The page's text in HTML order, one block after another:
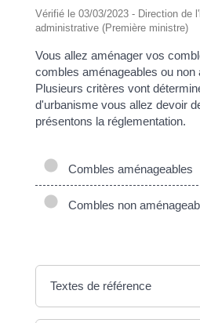
Vérifié le 03/03/2023 - Direction de
administrative (Première ministre)
Vous allez aménager vos
combles aménageables ou non
Plusieurs critères vont
d'urbanisme vous allez devoir
présentons la réglementation.
Combles aménageables
Combles non
Textes de référence